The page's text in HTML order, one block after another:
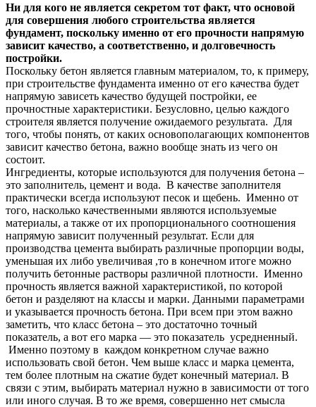
Ни для кого не является секретом тот факт, что основой
для совершения любого строительства является
фундамент, поскольку именно от его прочности напрямую
зависит качество, а соответственно, и долговечность
постройки.
Поскольку бетон является главным материалом, то, к примеру,
при строительстве фундамента именно от его качества будет
напрямую зависеть качество будущей постройки, ее
прочностные характеристики. Безусловно, целью каждого
строителя является получение ожидаемого результата. Для
того, чтобы понять, от каких основополагающих компонентов
зависит качество бетона, важно вообще знать из чего он
состоит.
Ингредиенты, которые используются для получения бетона –
это заполнитель, цемент и вода. В качестве заполнителя
практически всегда используют песок и щебень. Именно от
того, насколько качественными являются используемые
материалы, а также от их пропорционального соотношения
напрямую зависит полученный результат. Если для
производства цемента выбирать различные пропорции воды,
уменьшая их либо увеличивая ,то в конечном итоге можно
получить бетонные растворы различной плотности. Именно
прочность является важной характеристикой, по которой
бетон и разделяют на классы и марки. Данными параметрами
и указывается прочность бетона. При всем при этом важно
заметить, что класс бетона – это достаточно точный
показатель, а вот его марка — это показатель усредненный.
Именно поэтому в каждом конкретном случае важно
использовать свой бетон. Чем выше класс и марка цемента,
тем более плотным на сжатие будет конечный материал. В
связи с этим, выбирать материал нужно в зависимости от того
или иного случая. В то же время, совершенно нет смысла